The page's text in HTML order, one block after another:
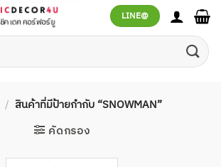
LINE@
/ สินค้าที่มีป้ายกำกับ “SNOWMAN”
คัดกรอง